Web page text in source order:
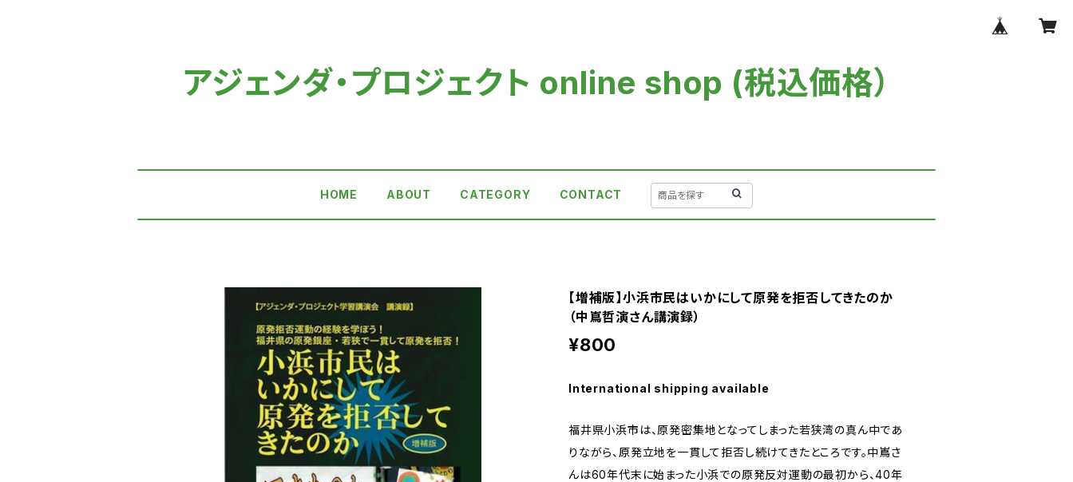
アジェンダ・プロジェクト online shop (税込価格）
HOME ABOUT CATEGORY CONTACT
【増補版】小浜市民はいかにして原発を拒否してきたのか
（中嶌哲演さん講演録）
¥800
International shipping available
福井県小浜市は、原発密集地となってしまった若狭湾の真ん中であ
りながら、原発立地を一貫して拒否し続けてきたところです。中嶌さ
んは60年代末に始まった小浜での原発反対運動の最初から、40年